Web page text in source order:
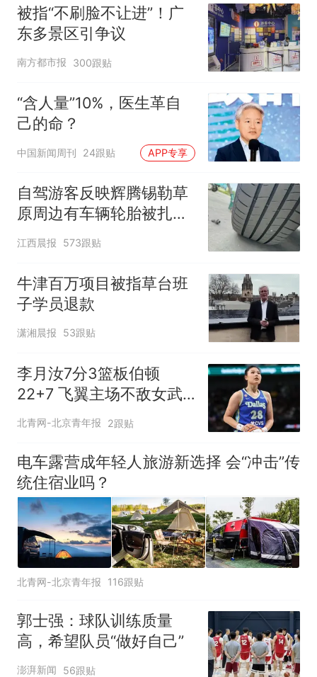
厕所；客服回应：并非每
架飞机都会发放西梅汁
被指“不刷脸不让进”！广
东多景区引争议
南方都市报 300跟贴
“含人量”10%，医生革自
己的命？
中国新闻周刊 24跟贴 APP专享
自驾游客反映辉腾锡勒草
原周边有车辆轮胎被扎，
修理店铺换胎价格高达千
江西晨报 573跟贴
牛津百万项目被指草台班
子学员退款
潇湘晨报 53跟贴
李月汝7分3篮板伯顿
22+7 飞翼主场不敌女武
神
北青网-北京青年报 2跟贴
电车露营成年轻人旅游新选择 会“冲击”传
统住宿业吗？
北青网-北京青年报 116跟贴
郭士强：球队训练质量
高，希望队员“做好自己”
澎湃新闻 56跟贴